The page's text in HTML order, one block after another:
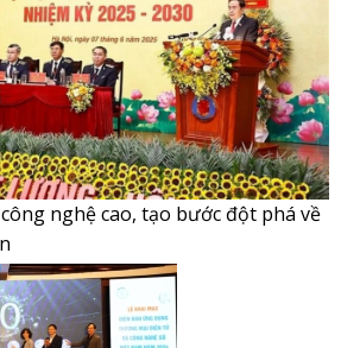
nghệ cao, tạo bước đột phá về